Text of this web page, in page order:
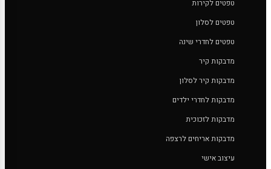
טפטים לקירות
טפטים לסלון
טפטים לחדרי שינה
מדבקות קיר
מדבקות קיר לסלון
מדבקות לחדרי ילדים
מדבקות לזכוכית
מדבקות אריחים לרצפה
עיצוב אישי